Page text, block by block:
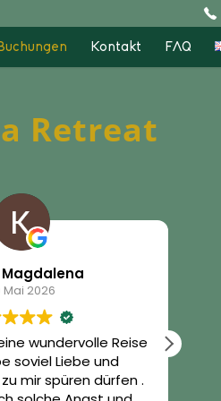
Kontakt FAQ
Retreat
Magdalena
Mai 2026
wundervolle Reise
soviel Liebe und
mir spüren dürfen .